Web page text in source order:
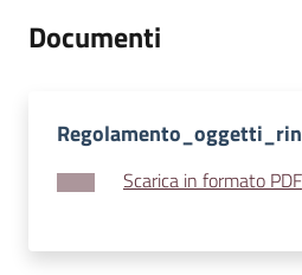
n
Seguici
Documenti
Scarica in formato PDF